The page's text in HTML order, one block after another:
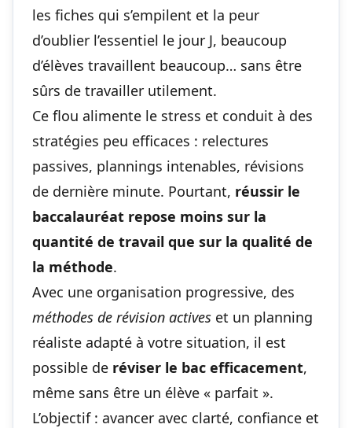
les fiches qui s’empilent et la peur
d’oublier l’essentiel le jour J, beaucoup
d’élèves travaillent beaucoup… sans être
sûrs de travailler utilement.
Ce flou alimente le stress et conduit à des
stratégies peu efficaces : relectures
passives, plannings intenables, révisions
de dernière minute. Pourtant, réussir le
baccalauréat repose moins sur la
quantité de travail que sur la qualité de
la méthode.
Avec une organisation progressive, des
méthodes de révision actives et un planning
réaliste adapté à votre situation, il est
possible de réviser le bac efficacement,
même sans être un élève « parfait ».
L’objectif : avancer avec clarté, confiance et